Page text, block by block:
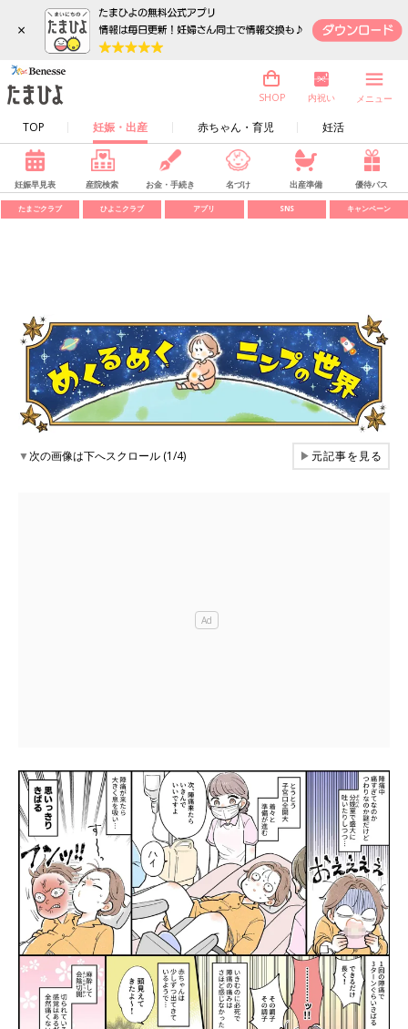
×
TOP 妊娠・出産 赤ちゃん・育児 妊活
SHOP 内祝い メニュー
妊娠早見表 産院検索 お金・手続き 名づけ 出産準備 優待パス
たまごクラブ ひよこクラブ アプリ SNS キャンペーン
▼次の画像は下へスクロール (1/4) ▶元記事を見る